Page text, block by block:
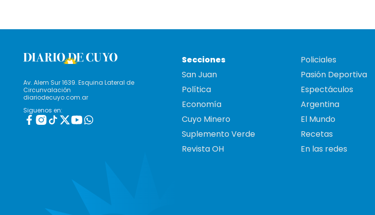
Av. Alem Sur 1639. Esquina Lateral de
Circunvalación
diariodecuyo.com.ar
Siguenos en:
Secciones
San Juan
Política
Economía
Cuyo Minero
Suplemento Verde
Revista OH
Policiales
Pasión Deportiva
Espectáculos
Argentina
El Mundo
Recetas
En las redes